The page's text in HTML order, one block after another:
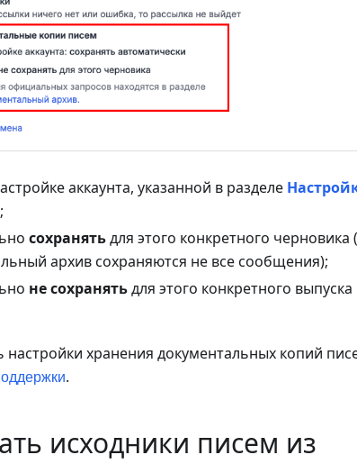
аккаунта, указанной в разделе
;
сохранятьдля этого конкретного черновика
архив сохраняются не все сообщения);
не сохранятьдля этого конкретного
хранения документальных копий
.
исходники писем из